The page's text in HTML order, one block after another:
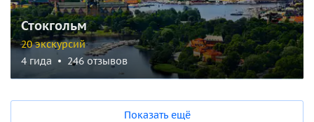
Стокгольм
20 экскурсий
4 гида
246 отзывов
Показать ещё